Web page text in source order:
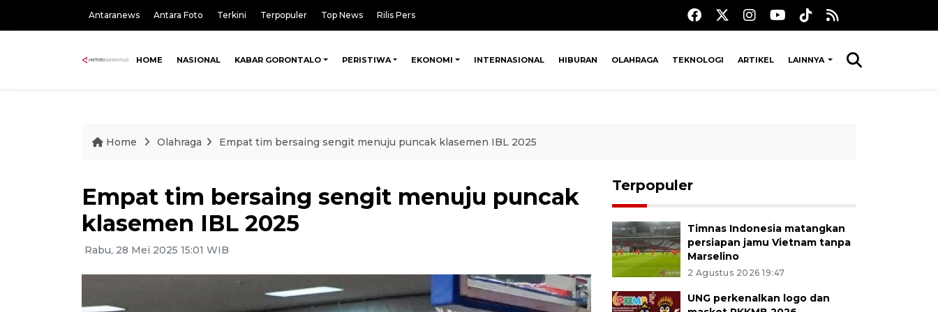
Antaranews Antara Foto Terkini Terpopuler Top News Rilis Pers
HOME NASIONAL KABAR GORONTALO PERISTIWA EKONOMI INTERNASIONAL HIBURAN OLAHRAGA TEKNOLOGI ARTIKEL LAINNYA
Home Olahraga Empat tim bersaing sengit menuju puncak klasemen IBL 2025
Empat tim bersaing sengit menuju puncak
klasemen IBL 2025
Rabu, 28 Mei 2025 15:01 WIB
Terpopuler
Timnas Indonesia matangkan
persiapan jamu Vietnam tanpa
Marselino
2 Agustus 2026 19:47
UNG perkenalkan logo dan